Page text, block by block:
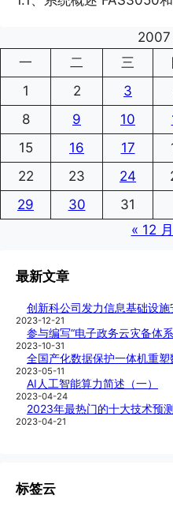
2007
一
二 三
1
2 3
8
9 10
15
16 17
22
23 24
29
30
31
« 12 月
最新文章
创新科公司发力信息基础设
2023-12-21
参与编写“电子政务云灾备体
2023-10-31
全国产化数据保护一体机重
2023-05-11
AI人工智能算力简述（一）
2023-04-24
2023年最热门的十大技术预测
2023-04-21
标签云